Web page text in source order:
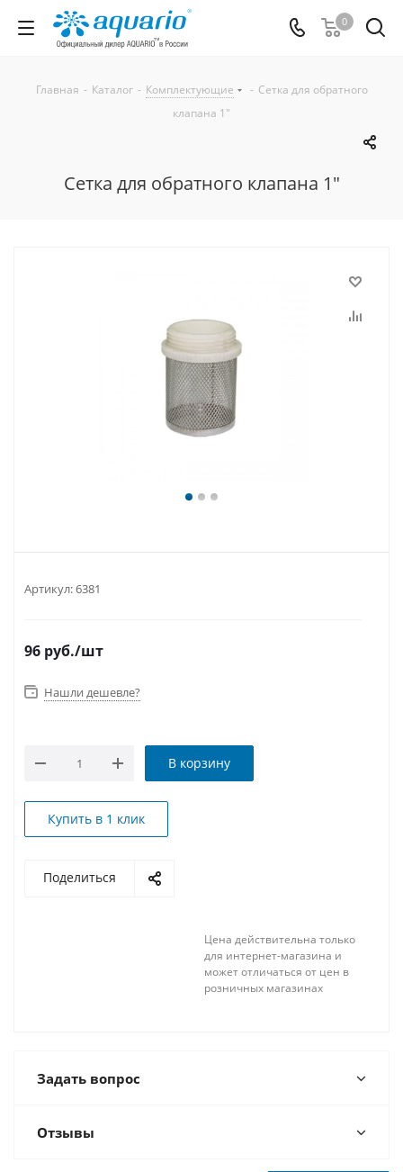
0
Главная - Каталог - Комплектующие - Сетка для обратного
клапана 1"
Сетка для обратного клапана 1"
Артикул:6381
96 руб./шт
Нашли дешевле?
В корзину
Купить в 1 клик
Поделиться
Цена действительна только
для интернет-магазина и
может отличаться от цен в
розничных магазинах
Задать вопрос
Отзывы